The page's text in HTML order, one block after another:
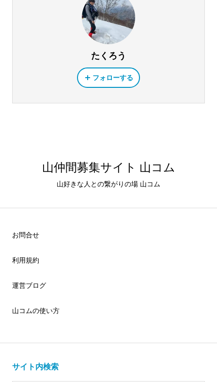
たくろう
フォローする
山仲間募集サイト 山コム
山好きな人との繋がりの場 山コム
お問合せ
利用規約
運営ブログ
山コムの使い方
サイト内検索